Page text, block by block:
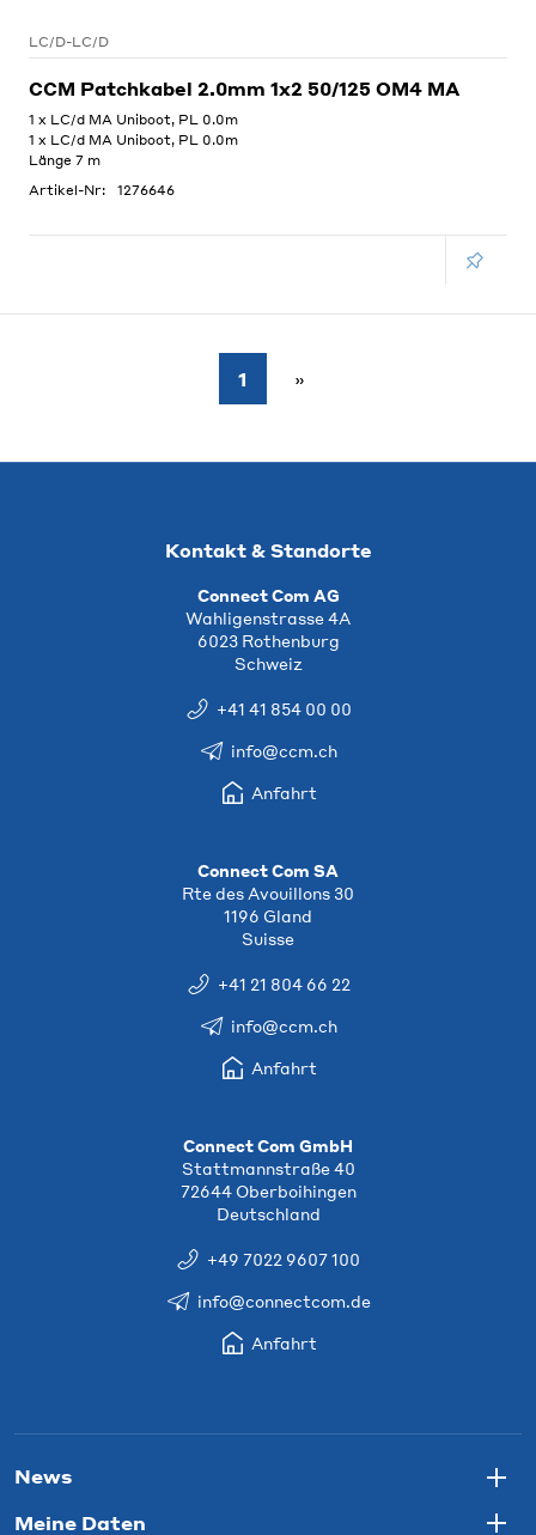
LC/D-LC/D
CCM Patchkabel 2.0mm 1x2 50/125 OM4 MA
1 x LC/d MA Uniboot, PL 0.0m
1 x LC/d MA Uniboot, PL 0.0m
Länge 7 m
Artikel-Nr:
1276646
1
Kontakt & Standorte
Connect Com AG
Wahligenstrasse 4A
6023 Rothenburg
Schweiz
+41 41 854 00 00
info@ccm.ch
Anfahrt
Connect Com SA
Rte des Avouillons 30
1196 Gland
Suisse
+41 21 804 66 22
info@ccm.ch
Anfahrt
Connect Com GmbH
Stattmannstraße 40
72644 Oberboihingen
Deutschland
+49 7022 9607 100
info@connectcom.de
Anfahrt
News
Meine Daten